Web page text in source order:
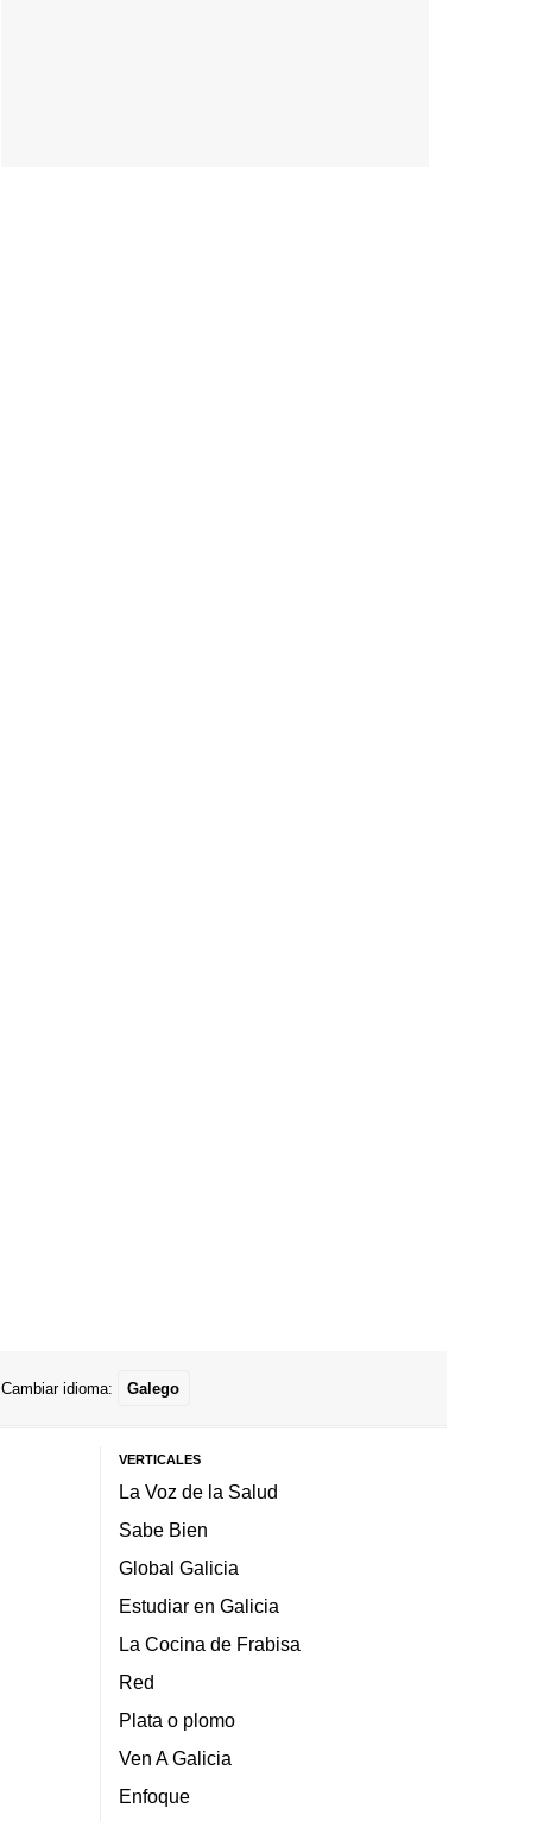
Cambiar idioma: Galego
VERTICALES
La Voz de la Salud
Sabe Bien
Global Galicia
Estudiar en Galicia
La Cocina de Frabisa
Red
Plata o plomo
Ven A Galicia
Enfoque